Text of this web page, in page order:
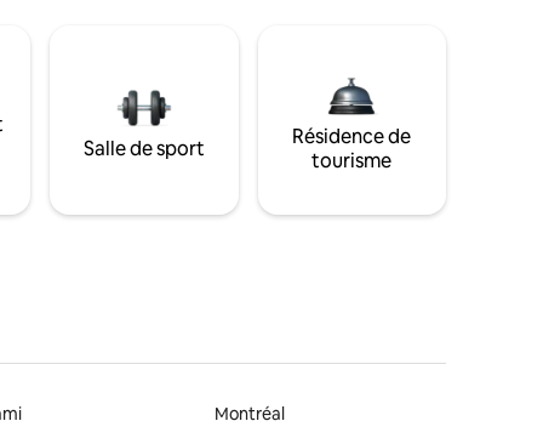
Salle de sport
Résidence de
tourisme
Montréal